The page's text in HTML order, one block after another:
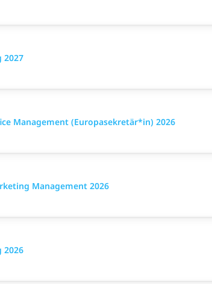
2027
Management (Europasekretär*in) 2026
Management 2026
2026